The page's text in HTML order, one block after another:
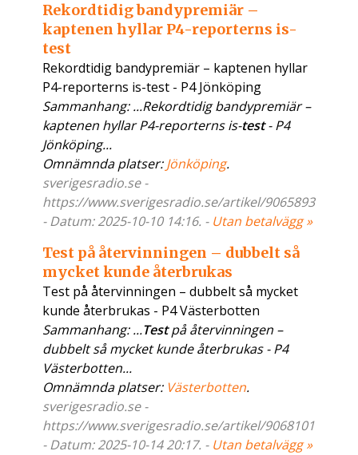
Rekordtidig bandypremiär –
kaptenen hyllar P4-reporterns is-
test
Rekordtidig bandypremiär – kaptenen hyllar
P4-reporterns is-test - P4 Jönköping
Sammanhang: ...Rekordtidig bandypremiär –
kaptenen hyllar P4-reporterns is-test- P4
Jönköping...
Omnämnda platser:Jönköping.
sverigesradio.se -
https://www.sverigesradio.se/artikel/9065893
- Datum: 2025-10-10 14:16. - Utan betalvägg »
Test på återvinningen – dubbelt så
mycket kunde återbrukas
Test på återvinningen – dubbelt så mycket
kunde återbrukas - P4 Västerbotten
Sammanhang: ...Testpå återvinningen –
dubbelt så mycket kunde återbrukas - P4
Västerbotten...
Omnämnda platser: Västerbotten.
sverigesradio.se -
https://www.sverigesradio.se/artikel/9068101
- Datum: 2025-10-14 20:17. - Utan betalvägg »